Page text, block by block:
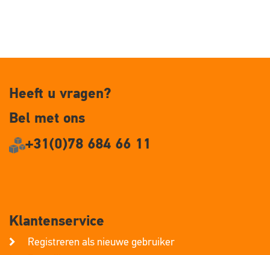
Heeft u vragen?
Bel met ons
+31(0)78 684 66 11
Klantenservice
Registreren als nieuwe gebruiker